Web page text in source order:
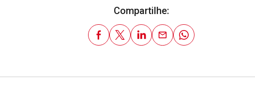
Compartilhe: